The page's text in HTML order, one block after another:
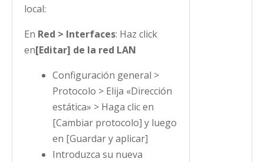
local:
En Red > Interfaces: Haz click
en[Editar] de la red LAN
Configuración general >
Protocolo > Elija «Dirección
estática» > Haga clic en
[Cambiar protocolo] y luego
en [Guardar y aplicar]
Introduzca su nueva